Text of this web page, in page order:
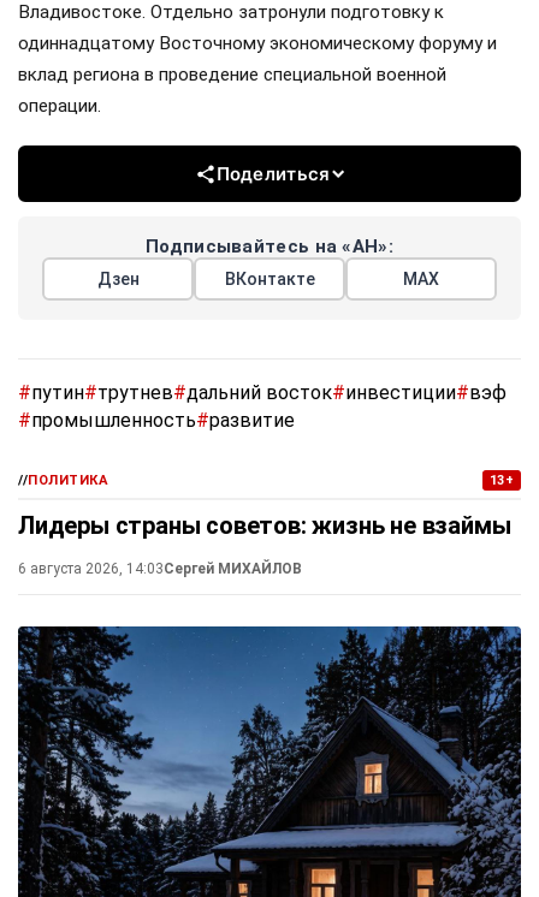
Владивостоке. Отдельно затронули подготовку к
одиннадцатому Восточному экономическому форуму и
вклад региона в проведение специальной военной
операции.
Поделиться
Подписывайтесь на «АН»:
Дзен ВКонтакте МАХ
#путин#трутнев#дальний восток#инвестиции#вэф
#промышленность#развитие
//ПОЛИТИКА 13+
Лидеры страны советов: жизнь не взаймы
6 августа 2026, 14:03Сергей МИХАЙЛОВ